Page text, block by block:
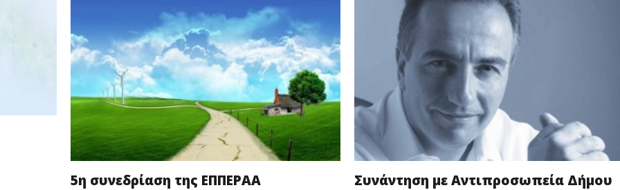
5η συνεδρίαση της ΕΠΠΕΡΑΑ
Συνάντηση με Aντιπροσωπ​εία Δήμου